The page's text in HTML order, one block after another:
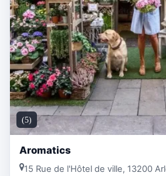
(5)
Aromatics
15 Rue de l'Hôtel de ville, 13200